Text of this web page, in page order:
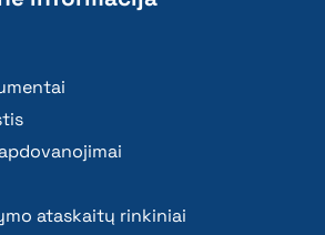
ataskaitų rinkiniai